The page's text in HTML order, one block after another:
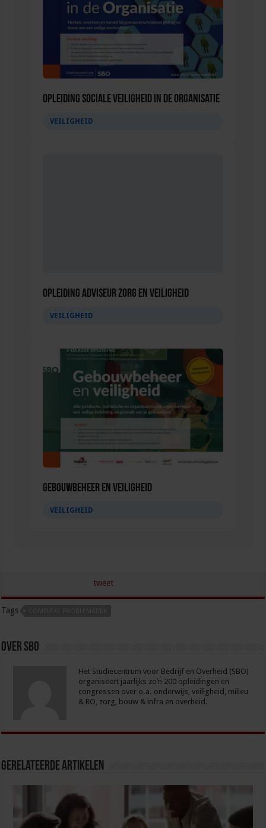
Opleiding Sociale Veiligheid in de Organisatie
VEILIGHEID
Opleiding Adviseur zorg en veiligheid
VEILIGHEID
Gebouwbeheer en veiligheid
VEILIGHEID
tweet
Tags
Over sbo
Het Studiecentrum voor Bedrijf en Overheid (SBO)
organiseert jaarlijks zo’n 200 opleidingen en
congressen over o.a. onderwijs, veiligheid, milieu
& RO, zorg, bouw & infra en overheid.
Gerelateerde Artikelen